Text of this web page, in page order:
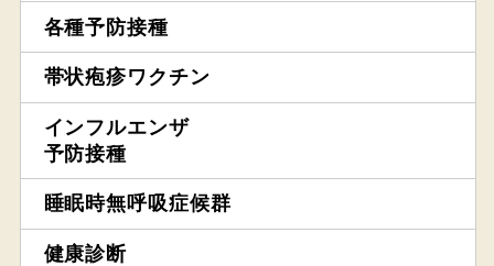
各種予防接種
帯状疱疹ワクチン
インフルエンザ
予防接種
睡眠時無呼吸症候群
健康診断